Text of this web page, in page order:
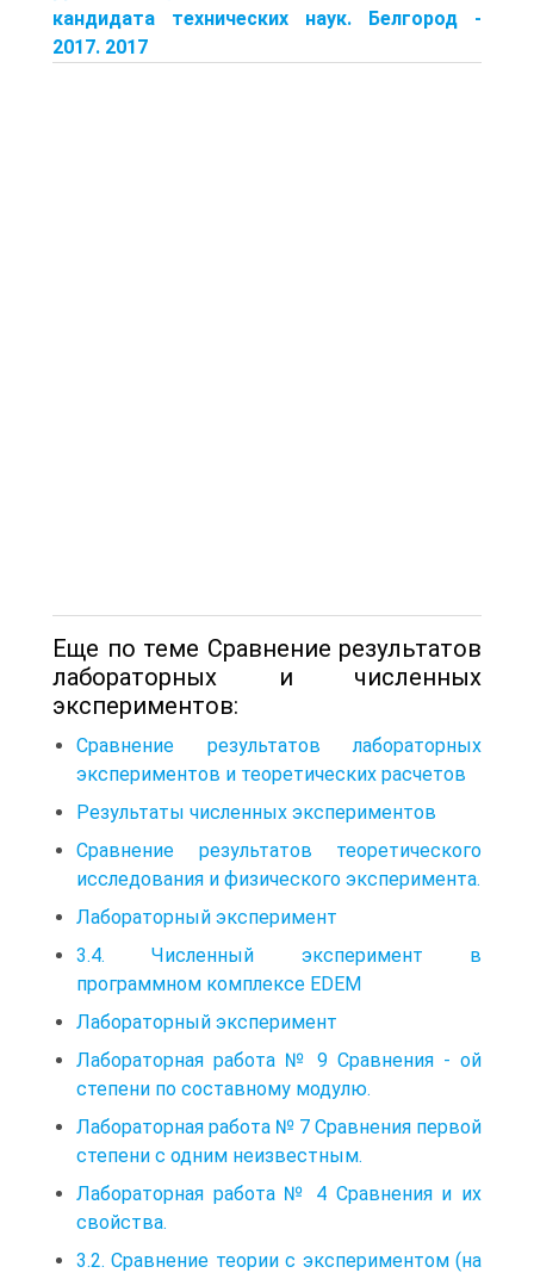
кандидата технических наук. Белгород -
2017. 2017
Еще по теме Сравнение результатов
лабораторных и численных
экспериментов:
Сравнение результатов лабораторных
экспериментов и теоретических расчетов
Результаты численных экспериментов
Сравнение результатов теоретического
исследования и физического эксперимента.
Лабораторный эксперимент
3.4. Численный эксперимент в
программном комплексе EDEM
Лабораторный эксперимент
Лабораторная работа № 9 Сравнения - ой
степени по составному модулю.
Лабораторная работа № 7 Сравнения первой
степени с одним неизвестным.
Лабораторная работа № 4 Сравнения и их
свойства.
3.2. Сравнение теории с экспериментом (на